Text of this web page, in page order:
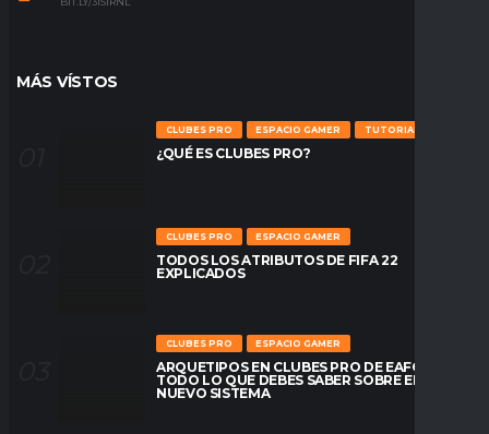
MÁS VÍSTOS
CLUBES PRO ESPACIO GAMER TUTORIALES
¿QUÉ ES CLUBES PRO?
CLUBES PRO ESPACIO GAMER
TODOS LOS ATRIBUTOS DE FIFA 22
EXPLICADOS
CLUBES PRO ESPACIO GAMER
ARQUETIPOS EN CLUBES PRO DE EAFC26:
TODO LO QUE DEBES SABER SOBRE EL
NUEVO SISTEMA